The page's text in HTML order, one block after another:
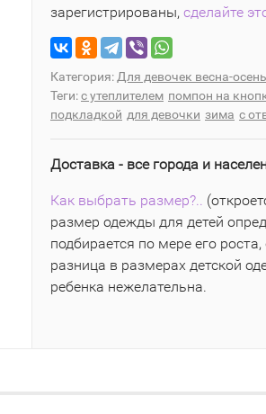
зарегистрированы, сделайте
Категория: Для девочек весна-осень
Теги:с утеплителем помпон на
подкладкой для девочки зима с
Доставка - все города и
Как выбрать размер?..
размер одежды для детей
подбирается по мере его
разница в размерах детской
ребенка нежелательна.